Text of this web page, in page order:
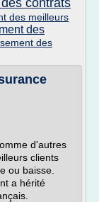
contrats
des meilleurs
des
des
d'autres
clients
ou baisse.
a hérité